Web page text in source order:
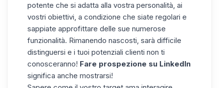
potente che si adatta alla vostra personalità, ai
vostri obiettivi, a condizione che siate regolari e
sappiate approfittare delle sue numerose
funzionalità. Rimanendo nascosti, sarà difficile
distinguersi e i tuoi potenziali clienti non ti
conosceranno! Fare prospezione su LinkedIn
significa anche mostrarsi!